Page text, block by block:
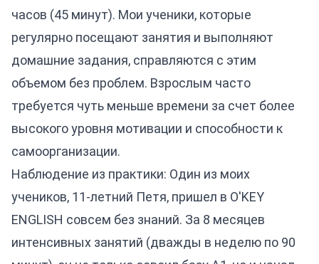
часов (45 минут). Мои ученики, которые
регулярно посещают занятия и выполняют
домашние задания, справляются с этим
объемом без проблем. Взрослым часто
требуется чуть меньше времени за счет более
высокого уровня мотивации и способности к
самоорганизации.
Наблюдение из практики: Один из моих
учеников, 11-летний Петя, пришел в O'KEY
ENGLISH совсем без знаний. За 8 месяцев
интенсивных занятий (дважды в неделю по 90